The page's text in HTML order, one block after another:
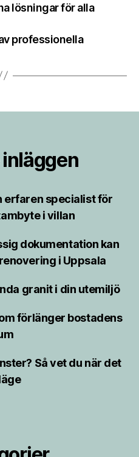
lösningar för alla
professionella
erfaren specialist för
i villan
dokumentation kan
i Uppsala
granit i din utemiljö
förlänger bostadens
Så vet du när det